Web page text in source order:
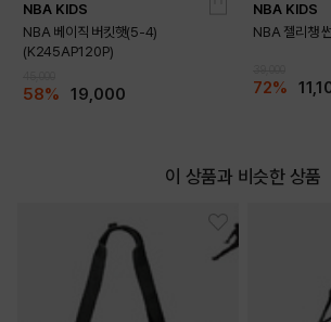
NBA KIDS
NBA 베이직 버킷햇(5-4)
(K245AP120P)
58% 19,000
NBA KIDS
NBA 젤리챙
72%
이 상품과 비슷한 상품